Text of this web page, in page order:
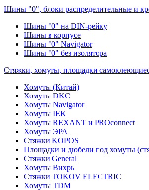
Шины "0", блоки распределительные и
Шины "0" на DIN-рейку
Шины в корпусе
Шины "0" Navigator
Шины "0" без изолятора
Стяжки, хомуты, площадки
Хомуты (Китай)
Хомуты DKC
Хомуты Navigator
Хомуты IEK
Хомуты REXANT и PROconnect
Хомуты ЭРА
Стяжки KOPOS
Площадки и дюбели под хомуты
Стяжки General
Хомуты Вихрь
Стяжки TOKOV ELECTRIC
Хомуты TDM